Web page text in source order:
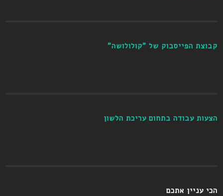
קבוצת הפייסבוק של "קולולושה"
הצעות עבודה בתחום עריכת הלשון
הכי עניין אתכם